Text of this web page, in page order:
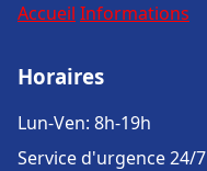
Accueil Informations
Horaires
Lun-Ven: 8h-19h
Service d'urgence 24/7